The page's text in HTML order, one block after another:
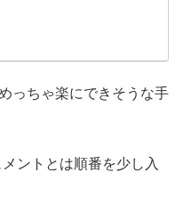
っちゃ楽にできそうな手
ントとは順番を少し入